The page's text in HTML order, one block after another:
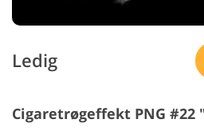
Ledig
Cigaretrøgeffekt PNG #22